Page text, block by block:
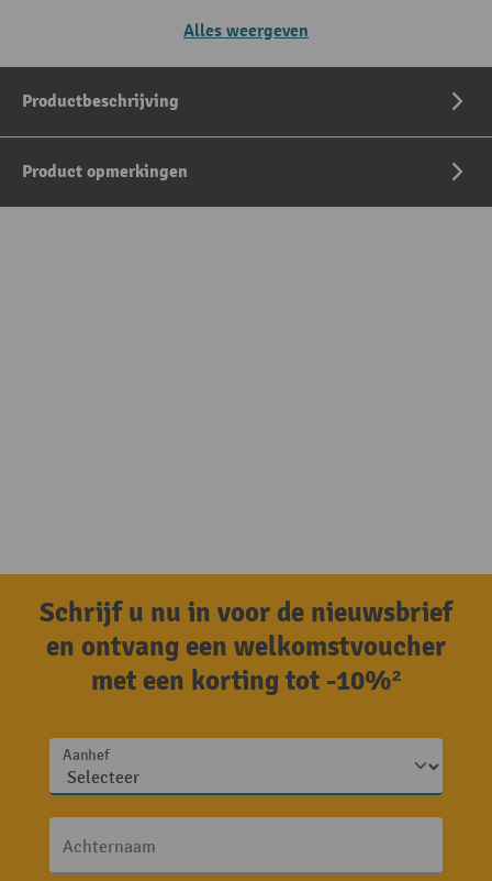
Alles weergeven
Productbeschrijving
Product opmerkingen
Schrijf u nu in voor de nieuwsbrief
en ontvang een welkomstvoucher
met een korting tot -10%²
Aanhef
Achternaam